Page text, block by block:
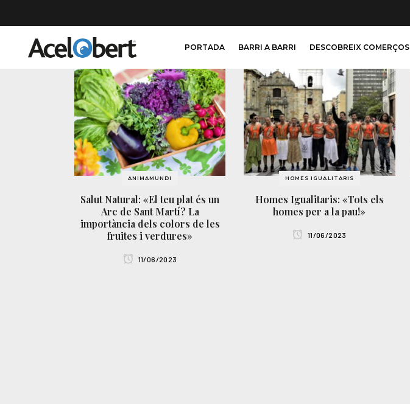
PORTADA BARRI A BARRI DESCOBREIX COMERÇOS
ANIMAMUNDI
Salut Natural: «El teu plat és un
Arc de Sant Martí? La
importància dels colors de les
fruites i verdures»
11/06/2023
HOMES IGUALITARIS
Homes Igualitaris: «Tots els
homes per a la pau!»
11/06/2023